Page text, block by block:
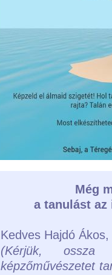
Még
a tanulást az
Kedves Hajdó Ákos,
(Kérjük, ossza
képzőművészetet